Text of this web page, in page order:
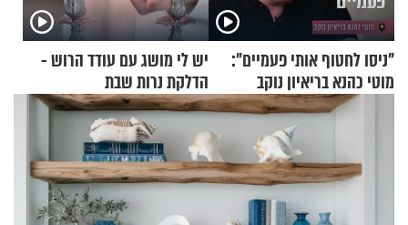
"ניסו לחטוף אותי פעמיים":
מוטי כהנא בריאיון נוקב
יש לי מושג עם עודד הרוש -
הדלקת נרות שבת